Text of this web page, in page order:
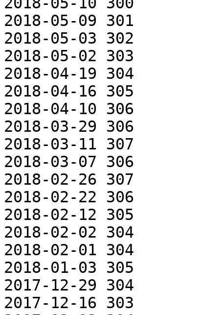
2018-05-09 301
2018-05-03 302
2018-05-02 303
2018-04-19 304
2018-04-16 305
2018-04-10 306
2018-03-29 306
2018-03-11 307
2018-03-07 306
2018-02-26 307
2018-02-22 306
2018-02-12 305
2018-02-02 304
2018-02-01 304
2018-01-03 305
2017-12-29 304
2017-12-16 303